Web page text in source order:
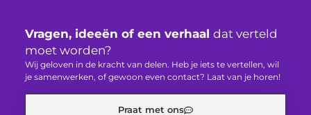
Vragen, ideeën of een verhaal dat verteld
moet worden?
Wij geloven in de kracht van delen. Heb je iets te vertellen, wil
je samenwerken, of gewoon even contact? Laat van je horen!
Praat met ons